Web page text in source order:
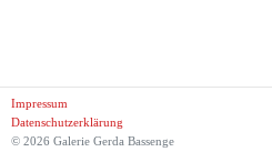
Impressum
Datenschutzerklärung
© 2026 Galerie Gerda Bassenge